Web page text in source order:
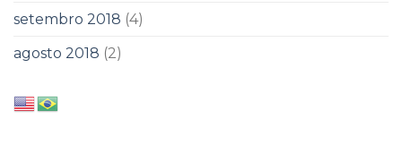
setembro 2018 (4)
agosto 2018 (2)